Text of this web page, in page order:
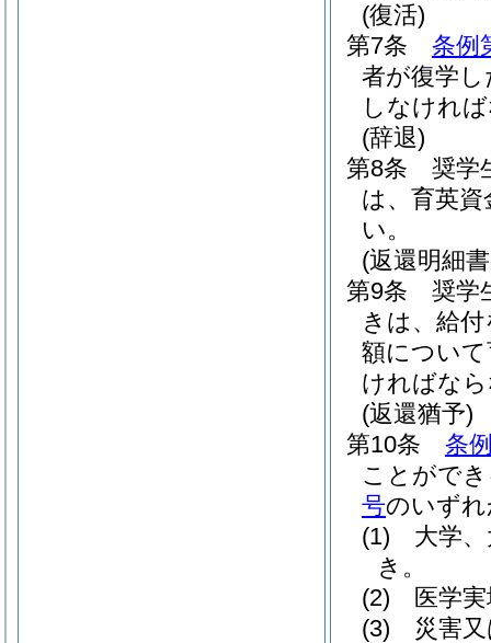
(復活)
第7条
条例
者が復学
しなけれ
(辞退)
第8条
奨学
は、育英資
い。
(返還明細
第9条
奨学
きは、給
額につい
ければな
(返還猶予)
第10条
条
ことがで
号のいず
(1)
大学
き。
(2)
医学
(3)
災害